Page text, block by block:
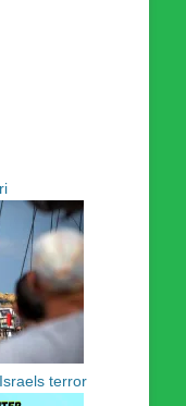
terror